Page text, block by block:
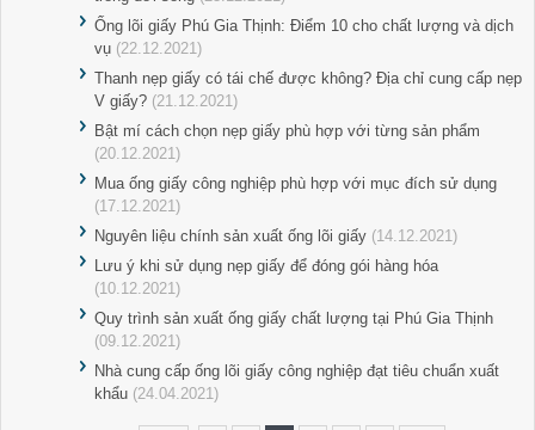
Ống lõi giấy Phú Gia Thịnh: Điểm 10 cho chất lượng và dịch
vụ (22.12.2021)
Thanh nẹp giấy có tái chế được không? Địa chỉ cung cấp nẹp
V giấy? (21.12.2021)
Bật mí cách chọn nẹp giấy phù hợp với từng sản phẩm
(20.12.2021)
Mua ống giấy công nghiệp phù hợp với mục đích sử dụng
(17.12.2021)
Nguyên liệu chính sản xuất ống lõi giấy (14.12.2021)
Lưu ý khi sử dụng nẹp giấy để đóng gói hàng hóa
(10.12.2021)
Quy trình sản xuất ống giấy chất lượng tại Phú Gia Thịnh
(09.12.2021)
Nhà cung cấp ống lõi giấy công nghiệp đạt tiêu chuẩn xuất
khẩu (24.04.2021)